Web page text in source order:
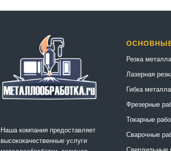
Наша компания предоставляет
высококачественные услуги
Резка металла
Лазерная
Гибка металла
Фрезерные
Токарные
Сварочные